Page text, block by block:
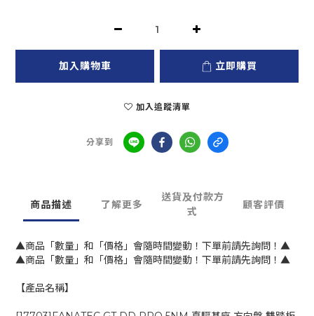
加入購物車 立即購買
加入追蹤清單
分享到
商品描述 了解更多
送貨及付款方
式
顧客評價
▲商品「數量」和「價格」會隨時間變動！下單前請先詢問！▲
▲商品「數量」和「價格」會隨時間變動！下單前請先詢問！▲
【產品名稱】